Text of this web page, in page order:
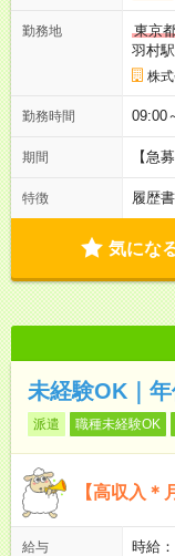
勤務地
東京
羽村
株
勤務時間 09:00
期間 【急
特徴 履歴
気にな
未経験OK｜
派遣 職種未経験OK
【高収入
給与 時給